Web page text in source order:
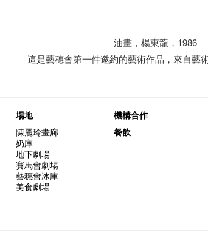
油畫，楊東龍，1986
這是藝穗會第一件邀約的藝術作品，來自藝
場地
陳麗玲畫廊
奶庫
地下劇場
賽馬會劇場
藝穗會冰庫
美食劇場
機構合作
餐飲